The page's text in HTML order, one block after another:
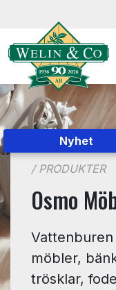
Nyhet
/ PRODUKTER
Osmo
möbler,
trösklar,